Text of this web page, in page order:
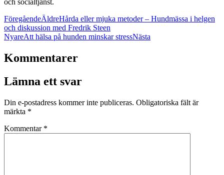
och socialtjänst.
FöregåendeÄldreHårda eller mjuka metoder – Hundmässa i helgen
och diskussion med Fredrik Steen
NyareAtt hälsa på hunden minskar stressNästa
Kommentarer
Lämna ett svar
Din e-postadress kommer inte publiceras. Obligatoriska fält är
märkta *
Kommentar *